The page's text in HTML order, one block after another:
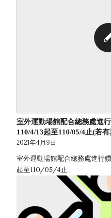
室外運動場館配合總務處進
110/4/13起至110/05/4止(若
2021年4月9日
室外運動場館配合總務處進行
起至110/05/4止…